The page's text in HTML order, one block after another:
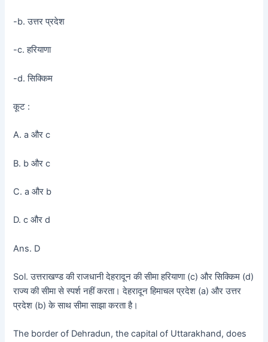
-b. उत्तर प्रदेश
-c. हरियाणा
-d. सिक्किम
कूट :
A. a और c
B. b और c
C. a और b
D. c और d
Ans. D
Sol. उत्तराखण्ड की राजधानी देहरादून की सीमा हरियाणा (c) और सिक्किम (d)
राज्य की सीमा से स्पर्श नहीं करता। देहरादून हिमाचल प्रदेश (a) और उत्तर
प्रदेश (b) के साथ सीमा साझा करता है।
The border of Dehradun, the capital of Uttarakhand, does